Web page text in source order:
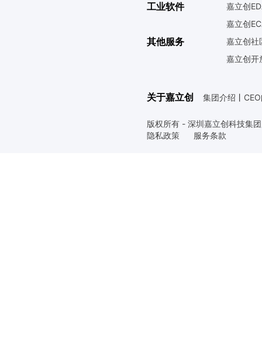
工业软件
嘉立创
嘉立创
其他服务
嘉立创社
嘉立创开
关于嘉立创 集团介绍 丨
版权所有 - 深圳嘉立创科技集
隐私政策
服务条款